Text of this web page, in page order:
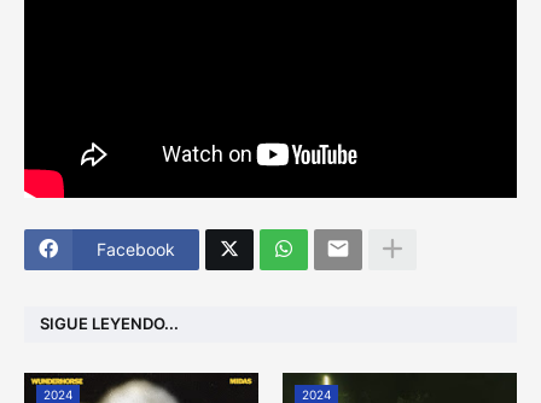
Facebook
SIGUE LEYENDO...
2024 2024